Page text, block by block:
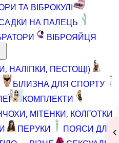
ТА ВІБРОКУЛІ
НА ПАЛЕЦЬ
ВІБРОЯЙЦЯ
НАЛІПКИ, ПЕСТОЩІ)
БІЛИЗНА ДЛЯ СПОРТУ
КОМПЛЕКТИ
МІТЕНКИ, КОЛГОТКИ
ПЕРУКИ
ПОЯСИ ДЛЯ ‹